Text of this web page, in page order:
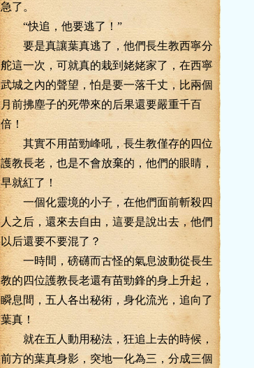
急了。
“快追，他要逃了！”
要是真讓葉真逃了，他們長生教西寧分
舵這一次，可就真的栽到姥姥家了，在西寧
武城之內的聲望，怕是要一落千丈，比兩個
月前拂塵子的死帶來的后果還要嚴重千百
倍！
其實不用苗勁峰吼，長生教僅存的四位
護教長老，也是不會放棄的，他們的眼睛，
早就紅了！
一個化靈境的小子，在他們面前斬殺四
人之后，還來去自由，這要是說出去，他們
以后還要不要混了？
一時間，磅礴而古怪的氣息波動從長生
教的四位護教長老還有苗勁鋒的身上升起，
瞬息間，五人各出秘術，身化流光，追向了
葉真！
就在五人動用秘法，狂追上去的時候，
前方的葉真身影，突地一化為三，分成三個